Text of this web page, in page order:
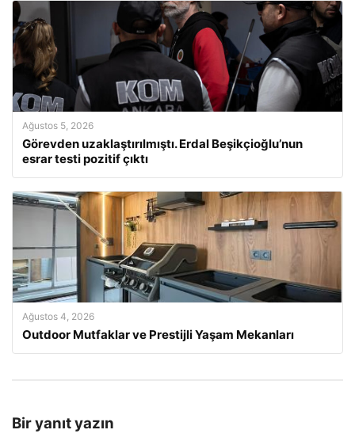
Ağustos 5, 2026
Görevden uzaklaştırılmıştı. Erdal Beşikçioğlu’nun
esrar testi pozitif çıktı
Ağustos 4, 2026
Outdoor Mutfaklar ve Prestijli Yaşam Mekanları
Bir yanıt yazın